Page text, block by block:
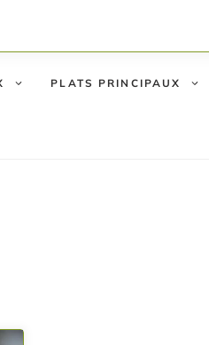
PLATS PRINCIPAUX